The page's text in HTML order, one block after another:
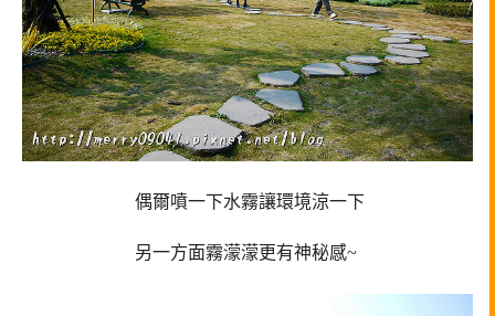
偶爾噴一下水霧讓環境涼一下
另一方面霧濛濛更有神秘感~